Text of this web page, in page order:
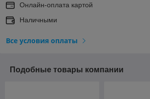
Онлайн-оплата картой
Наличными
Все условия оплаты
Подобные товары компании